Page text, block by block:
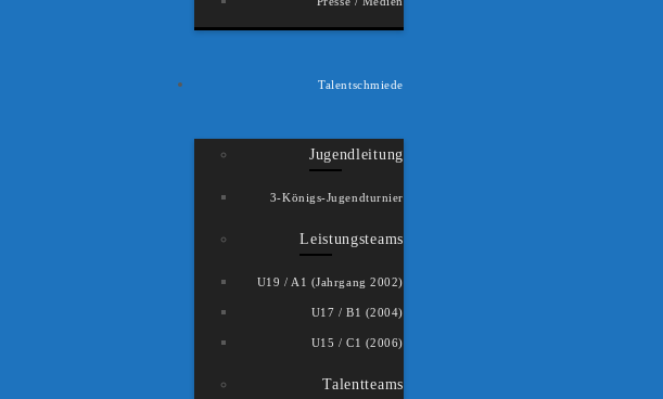
Talentschmiede
Jugendleitung
3-Königs-Jugendturnier
Leistungsteams
U19 / A1 (Jahrgang 2002)
U17 / B1 (2004)
U15 / C1 (2006)
Talentteams